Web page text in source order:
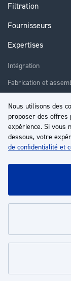
Nous utilisons des
proposer des
expérience. Si vous
dessous, votre
de confidentialité et
Filtration
Fournisseurs
Expertises
Intégration
Fabrication et
Réparation
Formation
À propos
Service client